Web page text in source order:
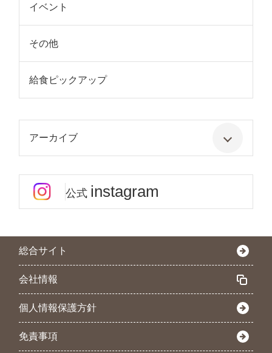
イベント
その他
給食ピックアップ
アーカイブ
公式 instagram
総合サイト
会社情報
個人情報保護方針
免責事項